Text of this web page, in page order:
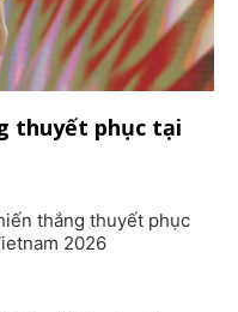
thuyết phục tại
thắng thuyết phục
2026